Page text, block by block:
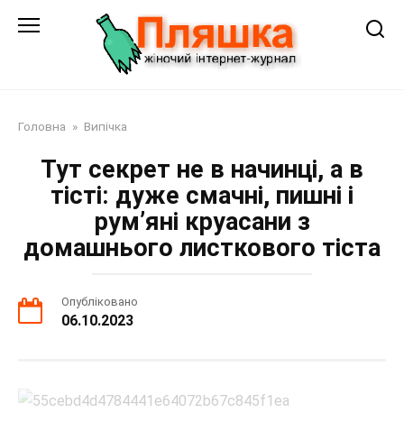
Головна » Випічка
Тут секрет не в начинці, а в
тісті: дуже смачні, пишні і
рум’яні круасани з
домашнього листкового тіста
Опубліковано
06.10.2023